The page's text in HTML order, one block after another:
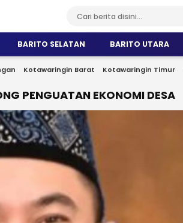
BARITO SELATAN BARITO UTARA
Kotawaringin Barat Kotawaringin Timur
PENGUATAN EKONOMI DESA